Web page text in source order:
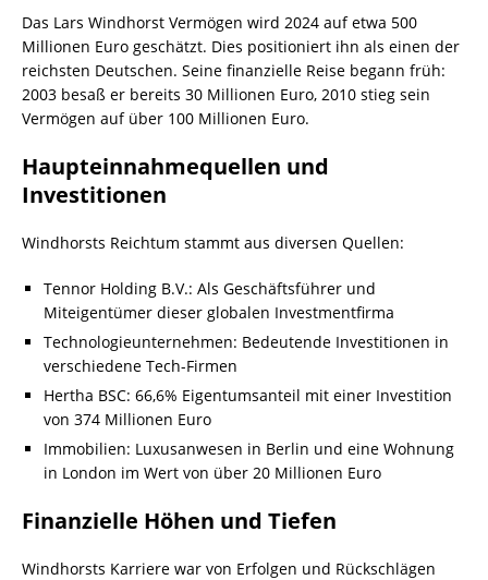
Das Lars Windhorst Vermögen wird 2024 auf etwa 500
Millionen Euro geschätzt. Dies positioniert ihn als einen der
reichsten Deutschen. Seine finanzielle Reise begann früh:
2003 besaß er bereits 30 Millionen Euro, 2010 stieg sein
Vermögen auf über 100 Millionen Euro.
Haupteinnahmequellen und
Investitionen
Windhorsts Reichtum stammt aus diversen Quellen:
Tennor Holding B.V.: Als Geschäftsführer und
Miteigentümer dieser globalen Investmentfirma
Technologieunternehmen: Bedeutende Investitionen in
verschiedene Tech-Firmen
Hertha BSC: 66,6% Eigentumsanteil mit einer Investition
von 374 Millionen Euro
Immobilien: Luxusanwesen in Berlin und eine Wohnung
in London im Wert von über 20 Millionen Euro
Finanzielle Höhen und Tiefen
Windhorsts Karriere war von Erfolgen und Rückschlägen